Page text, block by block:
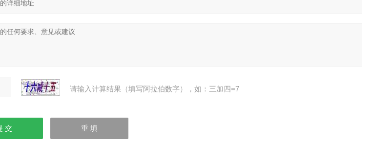
请输入计算结果（填写阿拉伯数字），如：三加四=7